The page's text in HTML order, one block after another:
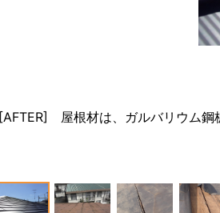
[AFTER] 屋根材は、ガルバリウム鋼
2 3 4